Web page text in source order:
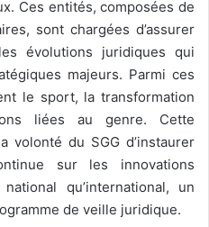
Ces entités, composées de
sont chargées d’assurer
évolutions juridiques qui
majeurs. Parmi ces
le sport, la transformation
liées au genre. Cette
volonté du SGG d’instaurer
sur les innovations
qu’international, un
de veille juridique.